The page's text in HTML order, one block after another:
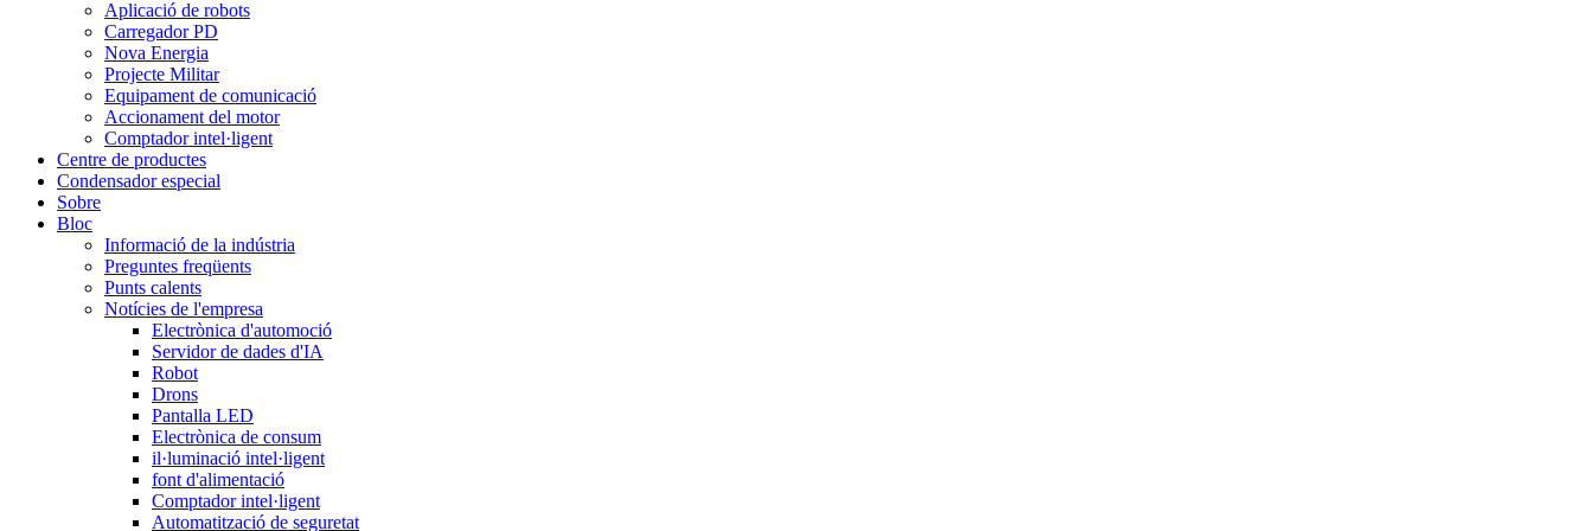
Aplicació de robots
Carregador PD
Nova Energia
Projecte Militar
Equipament de comunicació
Accionament del motor
Comptador intel·ligent
Centre de productes
Condensador especial
Sobre
Bloc
Informació de la indústria
Preguntes freqüents
Punts calents
Notícies de l'empresa
Electrònica d'automoció
Servidor de dades d'IA
Robot
Drons
Pantalla LED
Electrònica de consum
il·luminació intel·ligent
font d'alimentació
Comptador intel·ligent
Automatització de seguretat